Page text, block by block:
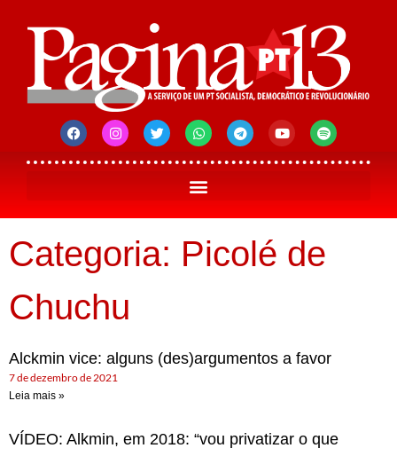
Categoria: Picolé de
Chuchu
Alckmin vice: alguns (des)argumentos a favor
7 de dezembro de 2021
Leia mais »
VÍDEO: Alkmin, em 2018: “vou privatizar o que